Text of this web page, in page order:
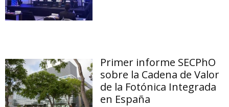
Primer informe SECPhO
sobre la Cadena de Valor
de la Fotónica Integrada
en España